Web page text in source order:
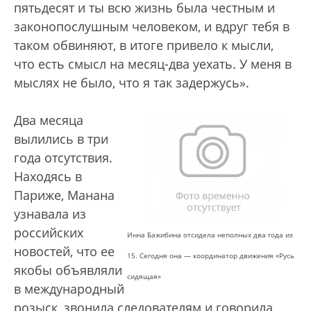
пятьдесят и ты всю жизнь была честным и
законопослушным человеком, и вдруг тебя в
таком обвиняют, в итоге привело к мысли,
что есть смысл на месяц-два уехать. У меня в
мыслях не было, что я так задержусь».
Инна Бажибина отсидела неполных два года из
15. Сегодня она — координатор движения «Русь
сидящая»
Два месяца
вылились в три
года отсутствия.
Находясь в
Париже, Манана
узнавала из
российских
новостей, что ее
якобы объявляли
в международный